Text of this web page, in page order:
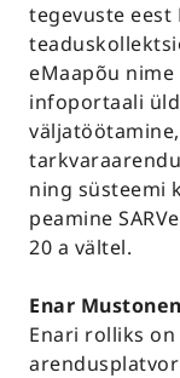
tegevuste eest
eMaapõu
infoportaali
ning süsteemi
peamine
20 a vältel.
Enar
Enari rolliks